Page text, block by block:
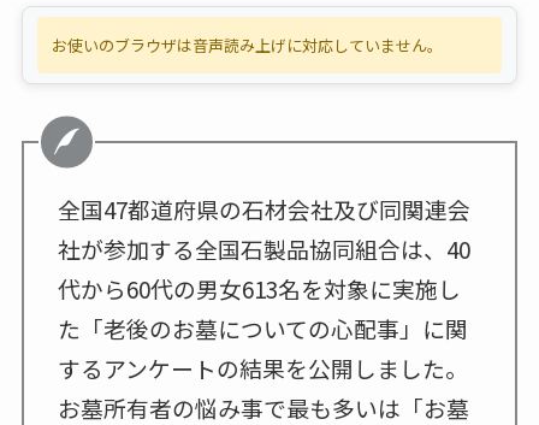
お使いのブラウザは音声読み上げに対応していません。
全国47都道府県の石材会社及び同関連会
社が参加する全国石製品協同組合は、40
代から60代の男女613名を対象に実施し
た「老後のお墓についての心配事」に関
するアンケートの結果を公開しました。
お墓所有者の悩み事で最も多いは「お墓